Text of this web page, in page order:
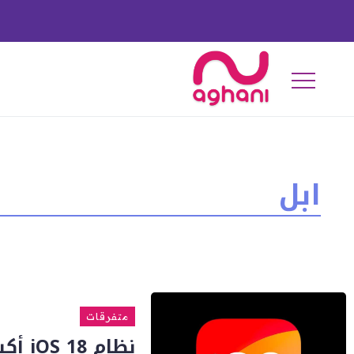
ابل
متفرقات
نظام iOS 18 أكبر تحديث منذ عشر سنوات!